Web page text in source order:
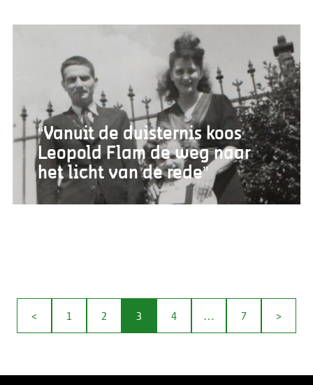
“Vanuit de duisternis koos
Leopold Flam de weg naar
het licht van de rede”
< 1 2 3 4 … 7 >